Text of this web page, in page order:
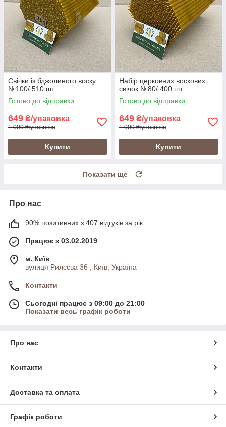
Свічки із бджолиного воску
№100/ 510 шт
Готово до відправки
649 ₴/упаковка
1 000 ₴/упаковка
Купити
Набір церковних воскових
свічок №80/ 400 шт
Готово до відправки
649 ₴/упаковка
1 000 ₴/упаковка
Купити
Показати ще
Про нас
90% позитивних з 407 відгуків за рік
Працює з 03.02.2019
м. Київ
вулиця Рилєєва 36 , Київ, Україна
Контакти
Сьогодні працює з 09:00 до 21:00
Показати весь графік роботи
Про нас
Контакти
Доставка та оплата
Графік роботи